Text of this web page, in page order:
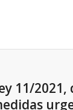
11/2021,